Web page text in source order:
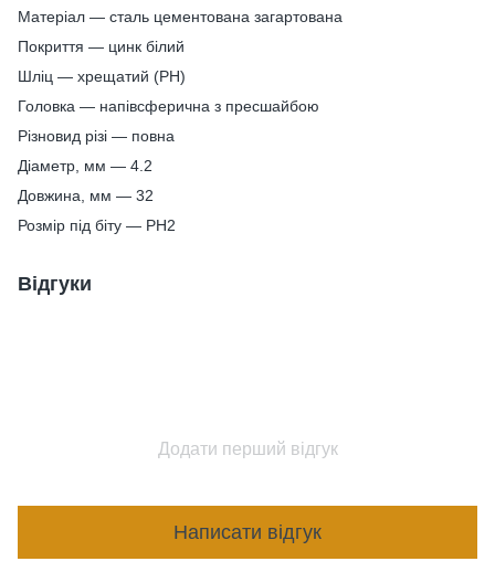
Матеріал — сталь цементована загартована
Покриття — цинк білий
Шліц — хрещатий (PH)
Головка — напівсферична з пресшайбою
Різновид різі — повна
Діаметр, мм — 4.2
Довжина, мм — 32
Розмір під біту — PH2
Відгуки
Додати перший відгук
Написати відгук